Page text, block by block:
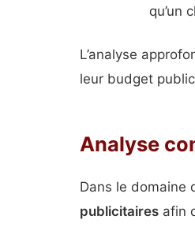
qu’un
L’analyse
leur budget
Analyse
Dans le domaine
publicitaires afin